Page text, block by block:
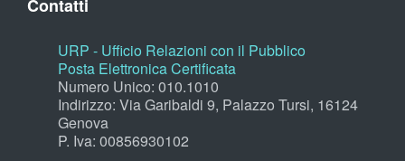
Contatti
URP - Ufficio Relazioni con il Pubblico
Posta Elettronica Certificata
Numero Unico: 010.1010
Indirizzo: Via Garibaldi 9, Palazzo Tursi, 16124
Genova
P. Iva: 00856930102